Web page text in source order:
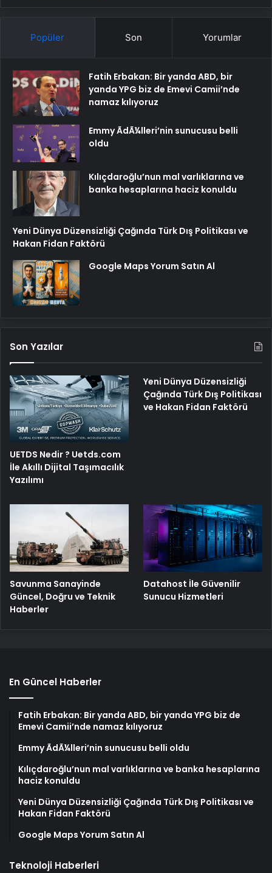
Popüler Son Yorumlar
Fatih Erbakan: Bir yanda ABD, bir
yanda YPG biz de Emevi Camii’nde
namaz kılıyoruz
Emmy ÃdÃ¼lleri’nin sunucusu belli
oldu
Kılıçdaroğlu’nun mal varlıklarına ve
banka hesaplarına haciz konuldu
Yeni Dünya Düzensizliği Çağında Türk Dış Politikası ve
Hakan Fidan Faktörü
Google Maps Yorum Satın Al
Son Yazılar
UETDS Nedir ? Uetds.com
İle Akıllı Dijital Taşımacılık
Yazılımı
Yeni Dünya Düzensizliği
Çağında Türk Dış Politikası
ve Hakan Fidan Faktörü
Savunma Sanayinde
Güncel, Doğru ve Teknik
Haberler
Datahost İle Güvenilir
Sunucu Hizmetleri
En Güncel Haberler
Fatih Erbakan: Bir yanda ABD, bir yanda YPG biz de
Emevi Camii’nde namaz kılıyoruz
Emmy ÃdÃ¼lleri’nin sunucusu belli oldu
Kılıçdaroğlu’nun mal varlıklarına ve banka hesaplarına
haciz konuldu
Yeni Dünya Düzensizliği Çağında Türk Dış Politikası ve
Hakan Fidan Faktörü
Google Maps Yorum Satın Al
Teknoloji Haberleri